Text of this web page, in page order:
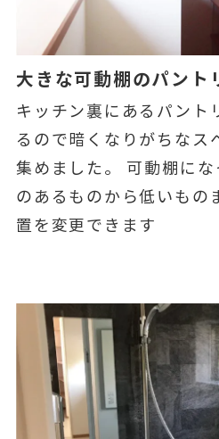
大きな可動棚のパント
キッチン裏にあるパント
るので暗くなりがちなス
集めました。 可動棚に
のあるものから低いもの
置を変更できます